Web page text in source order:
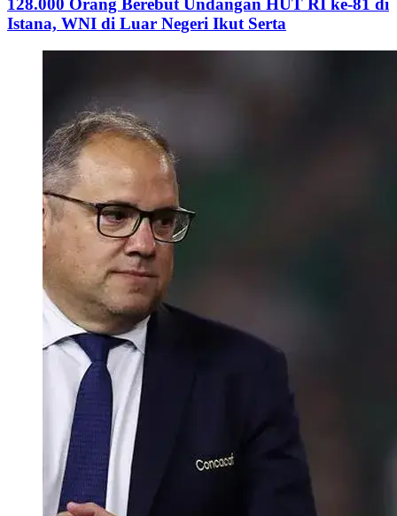
128.000 Orang Berebut Undangan HUT RI ke-81 di
Istana, WNI di Luar Negeri Ikut Serta